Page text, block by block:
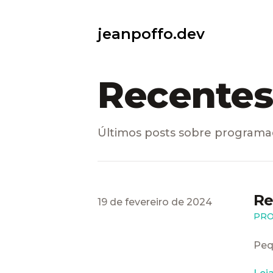
jeanpoffo.dev
Recentes
Últimos posts sobre
Publicao em
19 de fevereiro de 2024